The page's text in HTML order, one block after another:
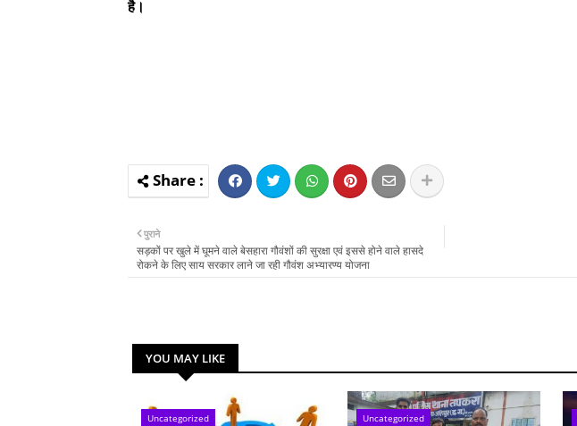
है।
पुराने
सड़कों पर खुले में घूमने वाले बेसहारा गौवंशों की सुरक्षा एवं इससे होने वाले हासदे
रोकने के लिए साय सरकार लाने जा रही गौवंश अभ्यारण्य योजना
YOU MAY LIKE
Uncategorized Uncategorized